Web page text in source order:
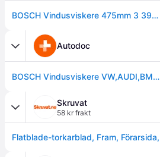
BOSCH Vindusviskere 475mm 3 397 007 620 Viskerblad VW,AUDI,BMW
Autodoc
BOSCH Vindusviskere VW,AUDI,BMW 3 397 007 620 61615B5FC41,3AB955425,3AB955426 Viskerblad 3AB998002,56D955426A,5C7955425A,5C7955426A,61615A9DCE3
Skruvat
58 kr frakt